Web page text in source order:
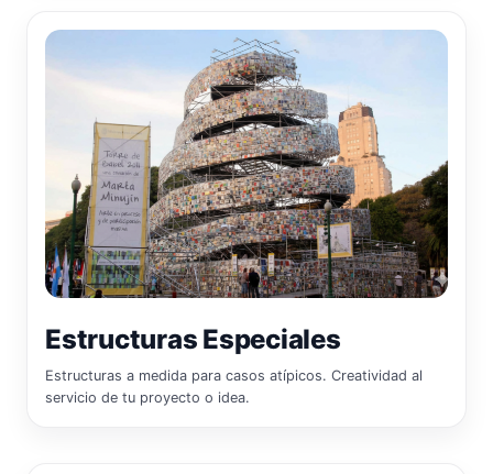
Estructuras Especiales
Estructuras a medida para casos atípicos. Creatividad al
servicio de tu proyecto o idea.